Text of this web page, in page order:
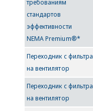
требованиям
стандартов
эффективности
NEMA Premium®*
Переходник с фильтра
на вентилятор
Переходник с фильтра
на вентилятор